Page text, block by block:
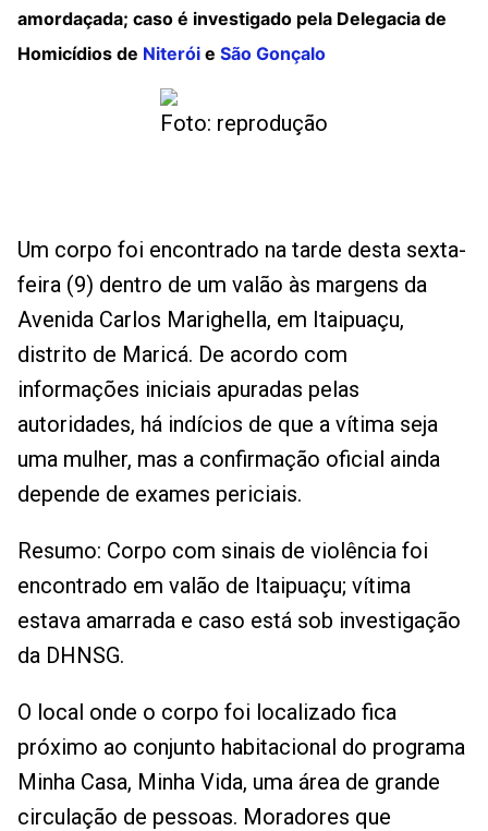
amordaçada; caso é investigado pela Delegacia de
Homicídios de Niterói e São Gonçalo
Foto: reprodução
Um corpo foi encontrado na tarde desta sexta-
feira (9) dentro de um valão às margens da
Avenida Carlos Marighella, em Itaipuaçu,
distrito de Maricá. De acordo com
informações iniciais apuradas pelas
autoridades, há indícios de que a vítima seja
uma mulher, mas a confirmação oficial ainda
depende de exames periciais.
Resumo: Corpo com sinais de violência foi
encontrado em valão de Itaipuaçu; vítima
estava amarrada e caso está sob investigação
da DHNSG.
O local onde o corpo foi localizado fica
próximo ao conjunto habitacional do programa
Minha Casa, Minha Vida, uma área de grande
circulação de pessoas. Moradores que